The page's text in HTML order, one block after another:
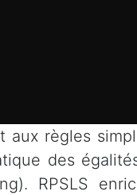
aux règles
des
RPSLS